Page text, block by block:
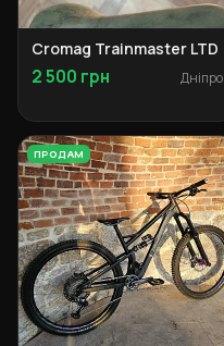
Cromag Trainmaster LTD
2 500 грн Дніпро
ПРОДАМ